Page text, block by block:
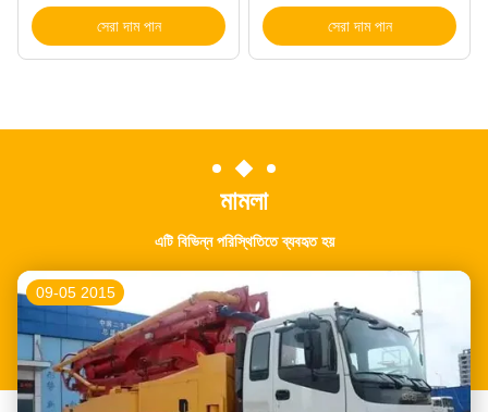
মিটার বুম পৌঁছানো এবং ওয়েইচাই
MC11.36-60 ইঞ্জিন সহ
সেরা দাম পান
Benz Chassis
সেরা দাম পান
মামলা
এটি বিভিন্ন পরিস্থিতিতে ব্যবহৃত হয়
09-05 2015